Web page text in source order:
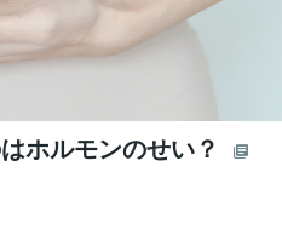
ホルモンのせい？